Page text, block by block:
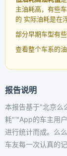
主油耗高，有些
的 实际油耗是在
部分早期车型有
查看整个车系的
报告说明
本报告基于"北京么
耗"™App的车主用
进行统计而成。么
车友每一次认真的记